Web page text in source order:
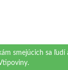
smejúcich sa